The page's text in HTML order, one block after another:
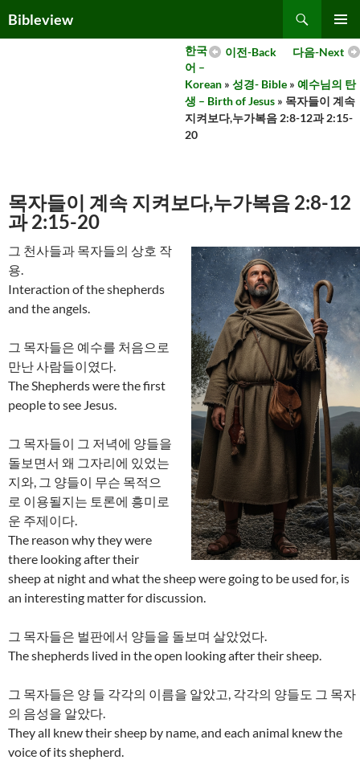
toBibleview
MENU
다음-Next
이전-Back
한국
어 –
Korean » 성경- Bible » 예수님의 탄
생 – Birth of Jesus » 목자들이 계속
지켜보다,누가복음 2:8-12과 2:15-
20
목자들이 계속 지켜보다,누가복음 2:8-12
과 2:15-20
그 천사들과 목자들의 상호 작
용.
Interaction of the shepherds
and the angels.
그 목자들은 예수를 처음으로
만난 사람들이였다.
The Shepherds were the first
people to see Jesus.
그 목자들이 그 저녁에 양들을
돌보면서 왜 그자리에 있었는
지와, 그 양들이 무슨 목적으
로 이용될지는 토론에 흥미로
운 주제이다.
The reason why they were
there looking after their
sheep at night and what the sheep were going to be used for, is
an interesting matter for discussion.
그 목자들은 벌판에서 양들을 돌보며 살았었다.
The shepherds lived in the open looking after their sheep.
그 목자들은 양 들 각각의 이름을 알았고, 각각의 양들도 그 목자
의 음성을 알았다.
They all knew their sheep by name, and each animal knew the
voice of its shepherd.